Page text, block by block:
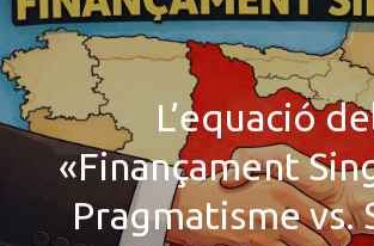
L’equació
«Finançament
Pragmatisme vs.